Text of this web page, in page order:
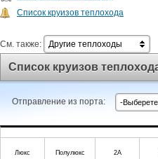
Список круизов теплохода
См. также: Другие теплоходы
Список круизов
Отправление из порта: -
Люкс Полулюкс 2А